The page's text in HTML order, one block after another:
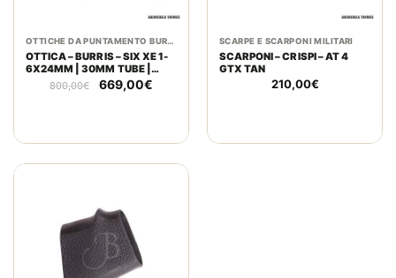
OTTICHE DA PUNTAMENTO BURRIS
OTTICA – BURRIS – SIX XE 1-
6X24MM | 30MM TUBE |
MATTE BLACK |
ILLUMINATED
800,00€
Il
prezzo
669,00€
669,00€.
SCARPE E SCARPONI MILITARI
SCARPONI – CRISPI – AT 4
GTX TAN
210,00€